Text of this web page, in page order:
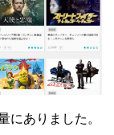
にありました。